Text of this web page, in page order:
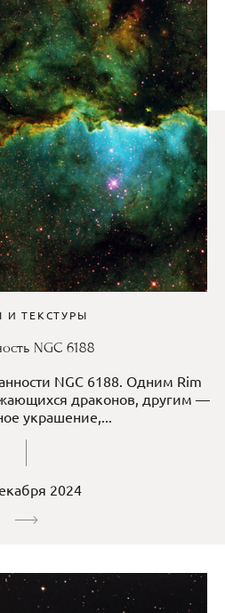
И ТЕКСТУРЫ
NGC 6188
NGC 6188. Одним Rim
драконов, другим —
украшение,...
2024